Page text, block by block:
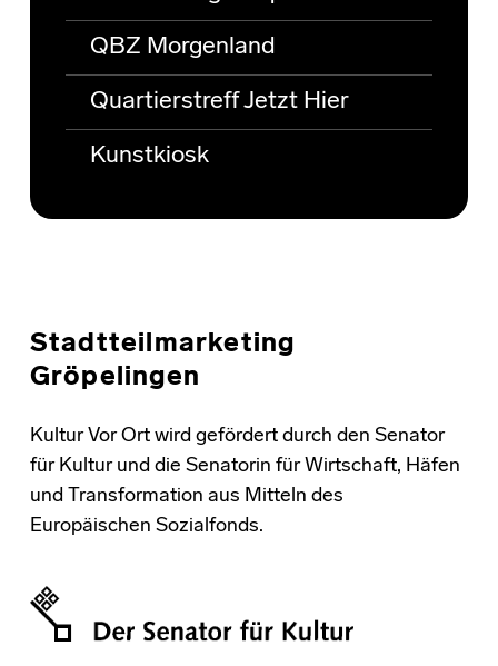
QBZ Morgenland
Quartierstreff Jetzt Hier
Kunstkiosk
Stadtteilmarketing
Gröpelingen
Kultur Vor Ort wird gefördert durch den Senator
für Kultur und die Senatorin für Wirtschaft, Häfen
und Transformation aus Mitteln des
Europäischen Sozialfonds.